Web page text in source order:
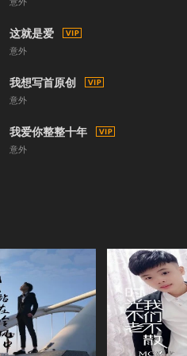
意外
这就是爱
意外
我想写首原创
意外
我爱你整整十年
意外